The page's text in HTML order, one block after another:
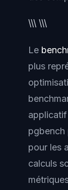
\\\ \\\
Le
plus
pgbench
pour les
calculs